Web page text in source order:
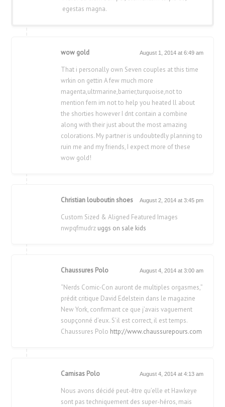
egestas magna.
wow gold August 1, 2014 at 6:49 am
That i personally own Seven couples at this time
wrkin on gettin A few much more
magenta,ultrmarine,barrier,turquoise,not to
mention fern im not to help you heated ll about
the shorties however I dnt contain a combine
along with their just about the most amazing
colorations. My partner is undoubtedly planning to
ruin me and my friends, I expect more of these
wow gold!
Christian louboutin shoes August 2, 2014 at 3:45 pm
Custom Sized & Aligned Featured Images
nwpqfmudrz uggs on sale kids
Chaussures Polo August 4, 2014 at 3:00 am
“Nerds Comic-Con auront de multiples orgasmes,”
prédit critique David Edelstein dans le magazine
New York, confirmant ce que j’avais vaguement
soupçonné d’eux. S’il est correct, il est temps.
Chaussures Polo http://www.chaussurepours.com
Camisas Polo August 4, 2014 at 4:13 am
Nous avons décidé peut-être qu’elle et Hawkeye
sont pas techniquement des super-héros, mais